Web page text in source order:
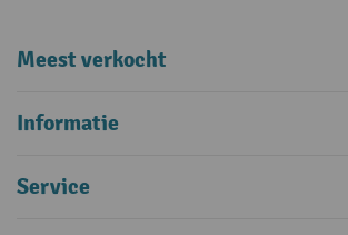
Meest verkocht
Informatie
Service